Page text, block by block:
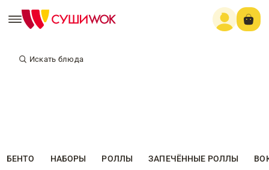
Искать блюда
БЕНТО НАБОРЫ РОЛЛЫ ЗАПЕЧЁННЫЕ РОЛЛЫ